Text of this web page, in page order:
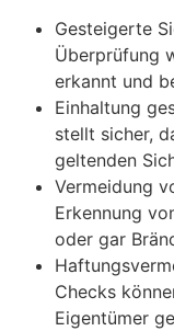
Gesteigerte
Überprüfung
erkannt und
Einhaltung
stellt sicher,
geltenden
Vermeidung
Erkennung
oder gar
Checks
Eigentümer